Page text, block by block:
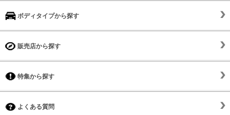
ボディタイプから探す
販売店から探す
特集から探す
よくある質問